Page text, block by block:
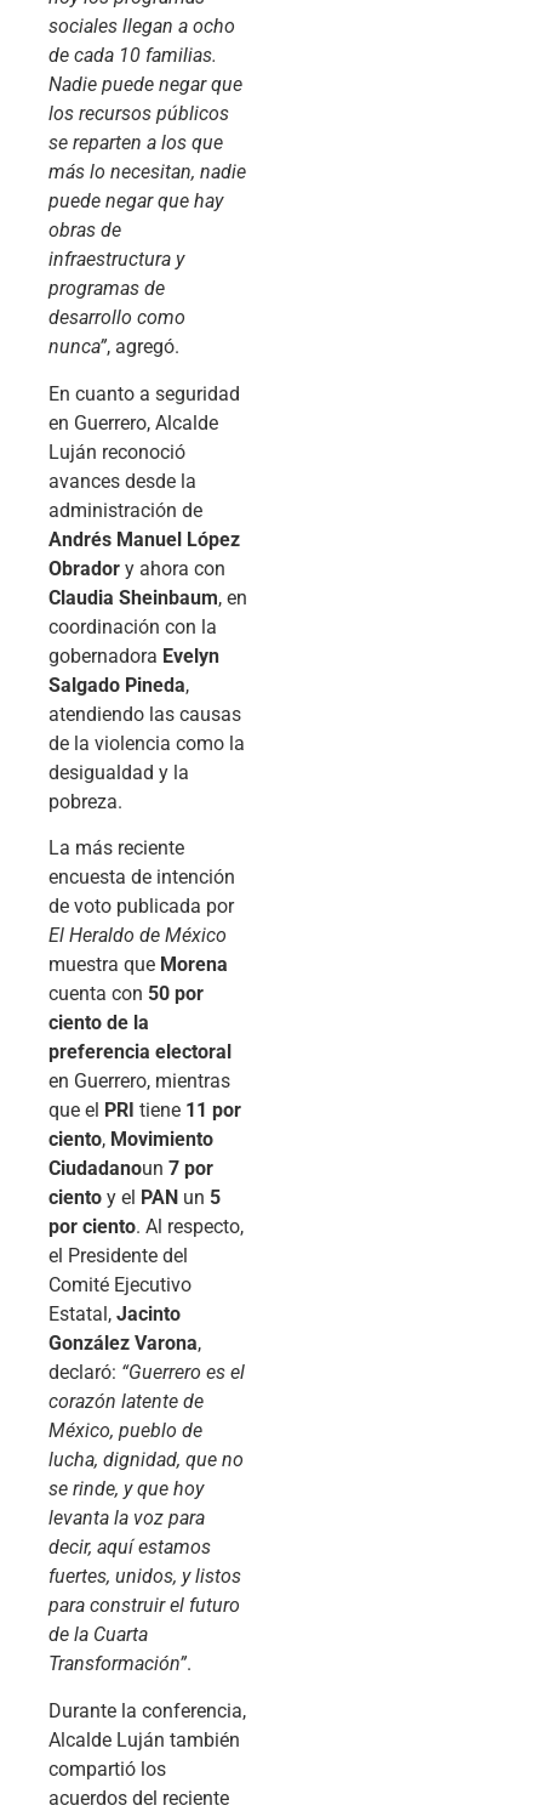
sociales llegan a ocho
de cada 10 familias.
Nadie puede negar que
los recursos públicos
se reparten a los que
más lo necesitan, nadie
puede negar que hay
obras de
infraestructura y
programas de
desarrollo como
nunca”, agregó.
En cuanto a seguridad
en Guerrero, Alcalde
Luján reconoció
avances desde la
administración de
Andrés Manuel López
Obrador y ahora con
Claudia Sheinbaum, en
coordinación con la
gobernadora Evelyn
Salgado Pineda,
atendiendo las causas
de la violencia como la
desigualdad y la
pobreza.
La más reciente
encuesta de intención
de voto publicada por
El Heraldo de México
muestra que Morena
cuenta con 50 por
ciento de la
preferencia electoral
en Guerrero, mientras
que el PRI tiene 11 por
ciento, Movimiento
Ciudadanoun 7 por
ciento y el PAN un 5
por ciento. Al respecto,
el Presidente del
Comité Ejecutivo
Estatal, Jacinto
González Varona,
declaró: “Guerrero es el
corazón latente de
México, pueblo de
lucha, dignidad, que no
se rinde, y que hoy
levanta la voz para
decir, aquí estamos
fuertes, unidos, y listos
para construir el futuro
de la Cuarta
Transformación”.
Durante la conferencia,
Alcalde Luján también
compartió los
acuerdos del reciente